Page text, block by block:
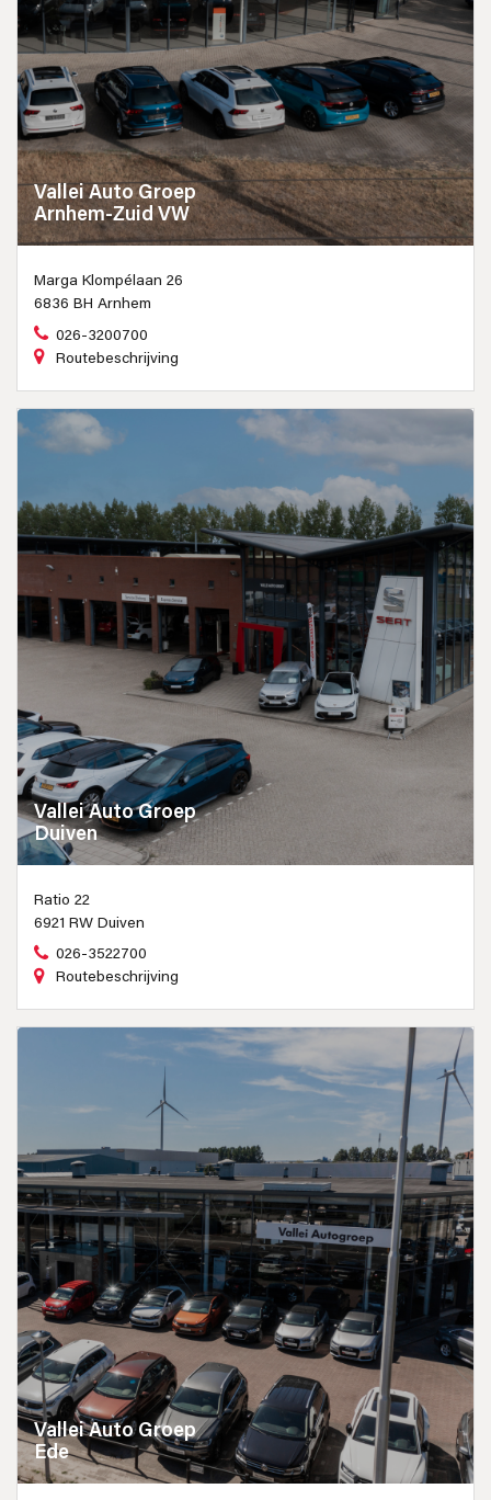
Vallei Auto Groep
Arnhem-Zuid VW
Marga Klompélaan 26
6836 BH Arnhem
026-3200700
Routebeschrijving
Vallei Auto Groep
Duiven
Ratio 22
6921 RW Duiven
026-3522700
Routebeschrijving
Vallei Auto Groep
Ede